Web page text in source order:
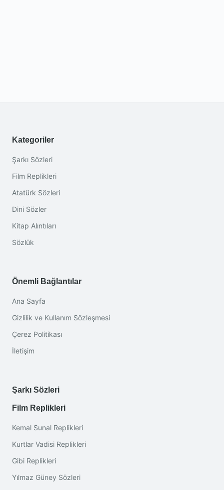
Kategoriler
Şarkı Sözleri
Film Replikleri
Atatürk Sözleri
Dini Sözler
Kitap Alıntıları
Sözlük
Önemli Bağlantılar
Ana Sayfa
Gizlilik ve Kullanım Sözleşmesi
Çerez Politikası
İletişim
Şarkı Sözleri
Film Replikleri
Kemal Sunal Replikleri
Kurtlar Vadisi Replikleri
Gibi Replikleri
Yılmaz Güney Sözleri